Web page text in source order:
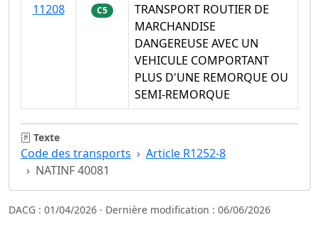
11208
C5
TRANSPORT ROUTIER DE
MARCHANDISE
DANGEREUSE AVEC UN
VEHICULE COMPORTANT
PLUS D'UNE REMORQUE OU
SEMI-REMORQUE
Texte
Code des transports
Article R1252-8
NATINF 40081
DACG : 01/04/2026 · Dernière modification : 06/06/2026